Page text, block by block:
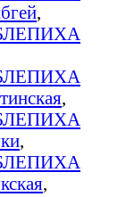
,
,
,
,